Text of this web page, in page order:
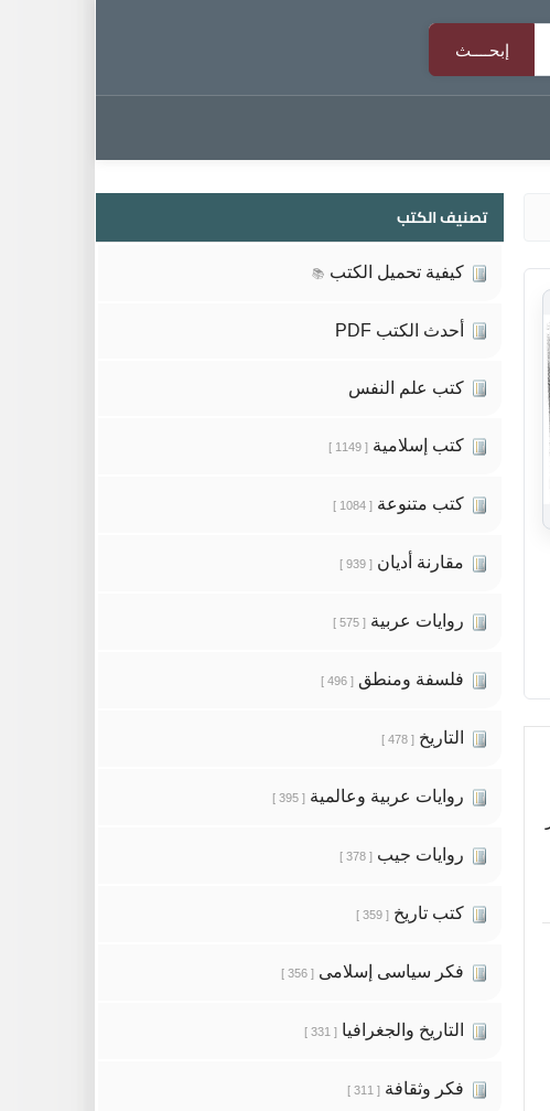
تصنيف الكتب
كيفية تحميل الكتب 📚
أحدث الكتب PDF
كتب علم النفس
كتب إسلامية [ 1149 ]
كتب متنوعة [ 1084 ]
مقارنة أديان [ 939 ]
روايات عربية [ 575 ]
فلسفة ومنطق [ 496 ]
التاريخ [ 478 ]
روايات عربية وعالمية [ 395 ]
روايات جيب [ 378 ]
كتب تاريخ [ 359 ]
فكر سياسى إسلامى [ 356 ]
التاريخ والجغرافيا [ 331 ]
فكر وثقافة [ 311 ]